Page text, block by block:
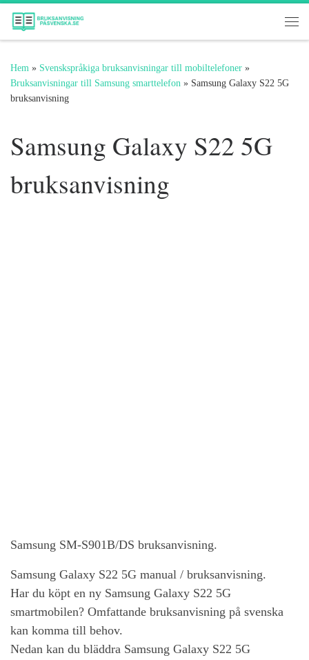
Hoppa till innehåll
Hem » Svenskspråkiga bruksanvisningar till mobiltelefoner »
Bruksanvisningar till Samsung smarttelefon » Samsung Galaxy S22 5G
bruksanvisning
Samsung Galaxy S22 5G
bruksanvisning
Samsung SM-S901B/DS bruksanvisning.
Samsung Galaxy S22 5G manual / bruksanvisning.
Har du köpt en ny Samsung Galaxy S22 5G
smartmobilen? Omfattande bruksanvisning på svenska
kan komma till behov.
Nedan kan du bläddra Samsung Galaxy S22 5G